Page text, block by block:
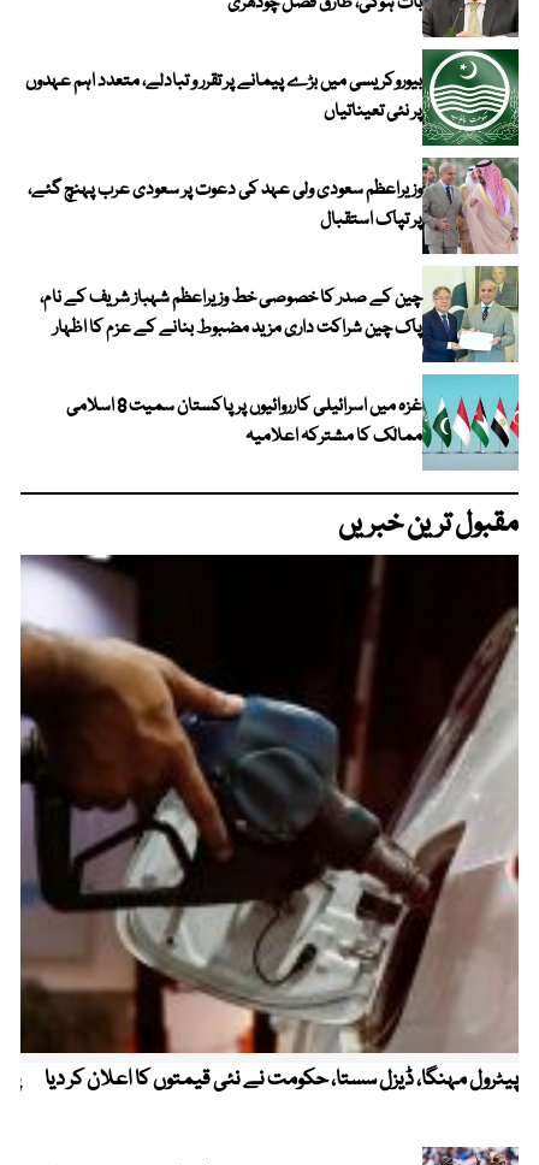
بیوروکریسی میں بڑے پیمانے پر تقرر و تبادلے، متعدد اہم عہدوں
پر نئی تعیناتیاں
وزیراعظم سعودی ولی عہد کی دعوت پر سعودی عرب پہنچ گئے،
پر تپاک استقبال
چین کے صدر کا خصوصی خط وزیراعظم شہباز شریف کے نام،
پاک چین شراکت داری مزید مضبوط بنانے کے عزم کا اظہار
غزہ میں اسرائیلی کارروائیوں پر پاکستان سمیت 8 اسلامی
ممالک کا مشترکہ اعلامیہ
مقبول ترین خبریں
پیٹرول مہنگا، ڈیزل سستا، حکومت نے نئی قیمتوں کا اعلان کر دیا